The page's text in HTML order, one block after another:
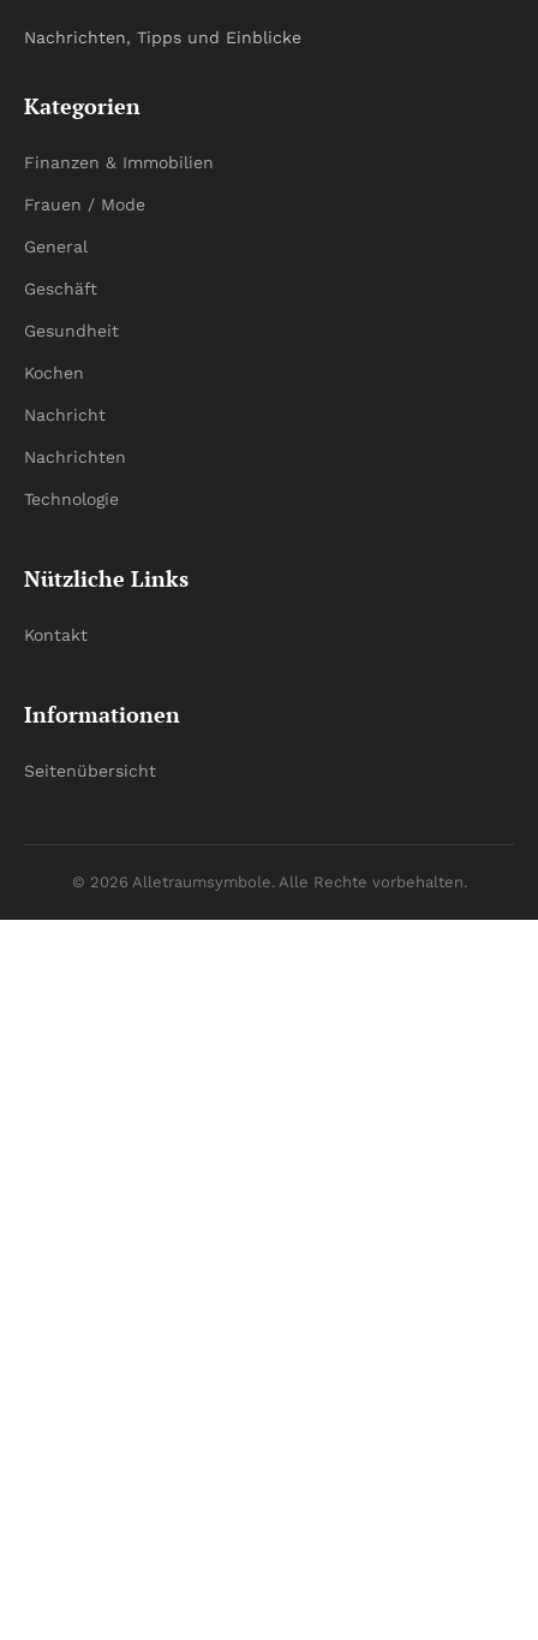
Nachrichten, Tipps und Einblicke
Kategorien
Finanzen & Immobilien
Frauen / Mode
General
Geschäft
Gesundheit
Kochen
Nachricht
Nachrichten
Technologie
Nützliche Links
Kontakt
Informationen
Seitenübersicht
© 2026 Alletraumsymbole. Alle Rechte vorbehalten.